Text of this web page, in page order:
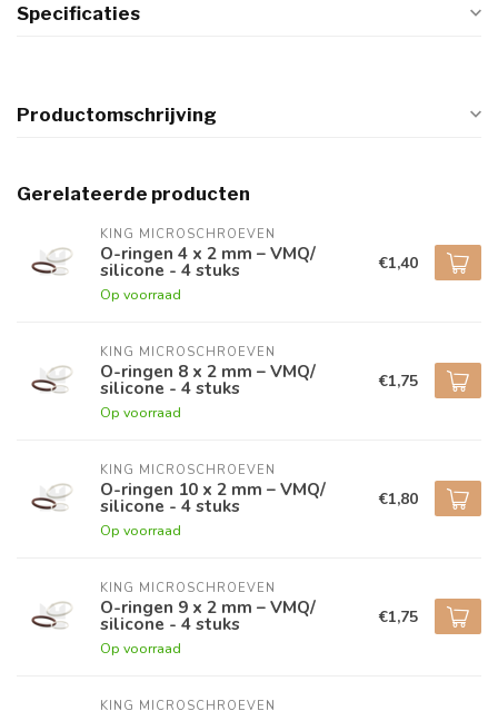
Specificaties
Productomschrijving
Gerelateerde producten
KING MICROSCHROEVEN
O-ringen 4 x 2 mm – VMQ/
silicone - 4 stuks
Op voorraad
€1,40
KING MICROSCHROEVEN
O-ringen 8 x 2 mm – VMQ/
silicone - 4 stuks
Op voorraad
€1,75
KING MICROSCHROEVEN
O-ringen 10 x 2 mm – VMQ/
silicone - 4 stuks
Op voorraad
€1,80
KING MICROSCHROEVEN
O-ringen 9 x 2 mm – VMQ/
silicone - 4 stuks
Op voorraad
€1,75
KING MICROSCHROEVEN